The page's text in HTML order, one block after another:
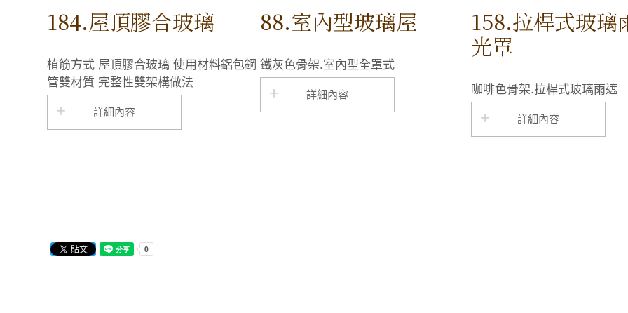
184.屋頂膠合玻璃
植筋方式 屋頂膠合玻璃 使用材料鋁包鋼
管雙材質 完整性雙架構做法
詳細內容
88.室內型玻璃屋
鐵灰色骨架.室內型全罩式
詳細內容
158.拉桿式玻璃
光罩
咖啡色骨架.拉桿式玻璃雨遮
詳細內容